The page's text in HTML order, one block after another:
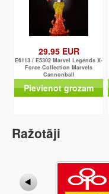
29.95 EUR
E6113 / E5302 Marvel Legends X-
Force Collection Marvels
Cannonball
Pievienot grozam
Ražotāji